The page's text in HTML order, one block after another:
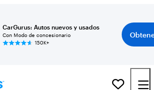
CarGurus: Autos nuevos y usados
Con Modo de concesionario
150K+